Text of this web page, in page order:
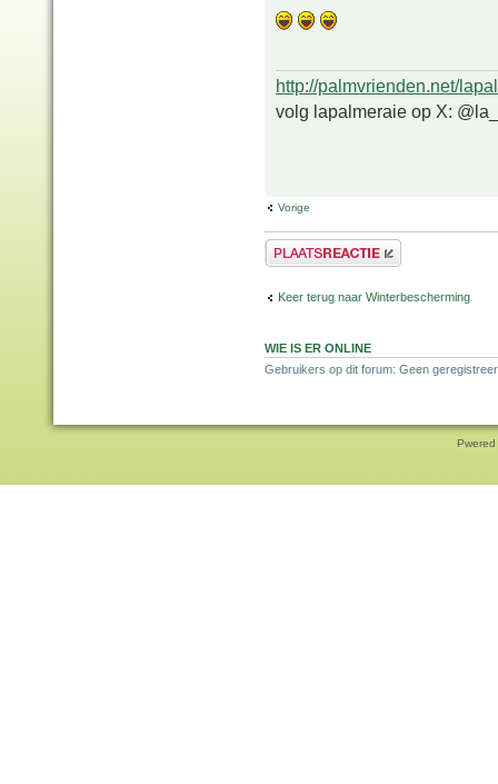
http://palmvrienden.net/
volg lapalmeraie op X:
Vorige
Plaats een reactie
Keer terug naar Winterbescherming
WIE IS ER ONLINE
Gebruikers op dit forum: Geen